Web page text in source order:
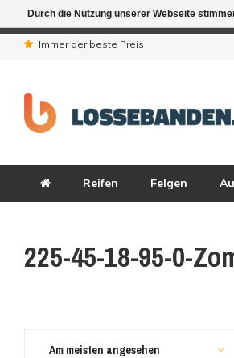
Immer der beste Preis
Reifen Felgen
225-45-18-95-0-
Am meisten angesehen
Durch die Nutzung unserer Webseite